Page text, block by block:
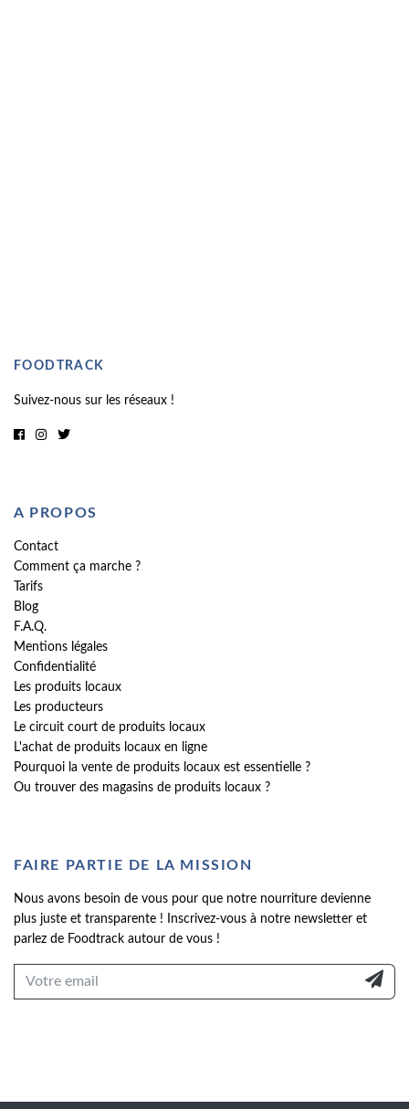
FOODTRACK
Suivez-nous sur les réseaux !
A PROPOS
Contact
Comment ça marche ?
Tarifs
Blog
F.A.Q.
Mentions légales
Confidentialité
Les produits locaux
Les producteurs
Le circuit court de produits locaux
L'achat de produits locaux en ligne
Pourquoi la vente de produits locaux est essentielle ?
Ou trouver des magasins de produits locaux ?
FAIRE PARTIE DE LA MISSION
Nous avons besoin de vous pour que notre nourriture devienne
plus juste et transparente ! Inscrivez-vous à notre newsletter et
parlez de Foodtrack autour de vous !